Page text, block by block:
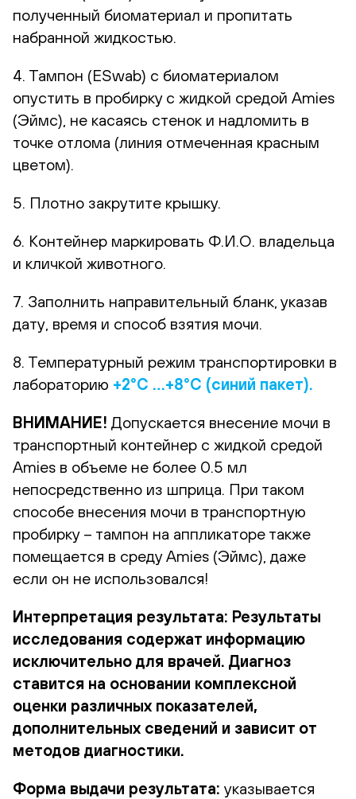
полученный биоматериал и пропитать
набранной жидкостью.
4. Тампон (ESwab) с биоматериалом
опустить в пробирку с жидкой средой Amies
(Эймс), не касаясь стенок и надломить в
точке отлома (линия отмеченная красным
цветом).
5. Плотно закрутите крышку.
6. Контейнер маркировать Ф.И.О. владельца
и кличкой животного.
7. Заполнить направительный бланк, указав
дату, время и способ взятия мочи.
8. Температурный режим транспортировки в
лабораторию +2°С …+8°С (синий пакет).
ВНИМАНИЕ! Допускается внесение мочи в
транспортный контейнер с жидкой средой
Amies в объеме не более 0.5 мл
непосредственно из шприца. При таком
способе внесения мочи в транспортную
пробирку – тампон на аппликаторе также
помещается в среду Amies (Эймс), даже
если он не использовался!
Интерпретация результата: Результаты
исследования содержат информацию
исключительно для врачей. Диагноз
ставится на основании комплексной
оценки различных показателей,
дополнительных сведений и зависит от
методов диагностики.
Форма выдачи результата: указывается